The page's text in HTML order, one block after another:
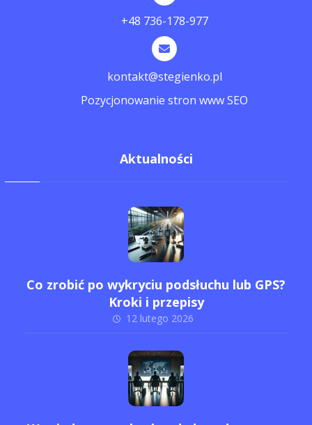
+48 736-178-977
kontakt@stegienko.pl
Pozycjonowanie stron www SEO
Aktualności
Co zrobić po wykryciu podsłuchu lub GPS?
Kroki i przepisy
12 lutego 2026